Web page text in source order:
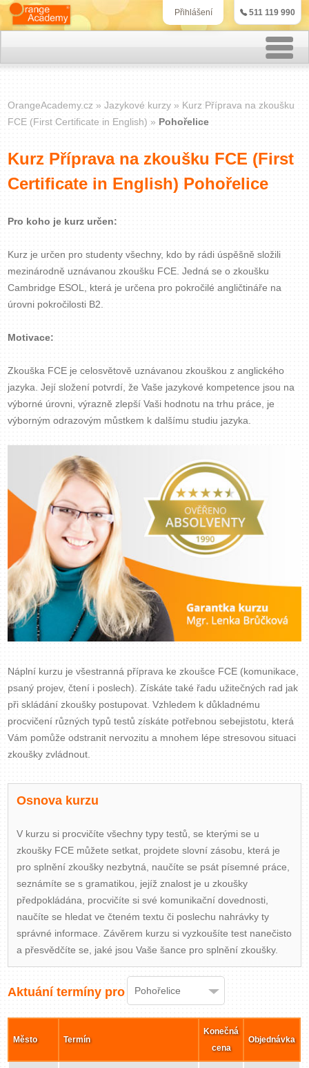
Přihlášení 511 119 990
Kurzy účetnictví
Kurzy personalistiky
Kurzy marketingu
Jazykové kurzy
Kontakt
OrangeAcademy.cz Jazykové kurzy
Kurz Příprava na zkoušku
FCE (First Certificate in English)
Pohořelice
Kurz Příprava na zkoušku FCE (First
Certificate in English) Pohořelice
Pro koho je kurz určen:
Kurz je určen pro studenty všechny, kdo by rádi úspěšně složili
mezinárodně uznávanou zkoušku FCE. Jedná se o zkoušku
Cambridge ESOL, která je určena pro pokročilé angličtináře na
úrovni pokročilosti B2.
Motivace:
Zkouška FCE je celosvětově uznávanou zkouškou z anglického
jazyka. Její složení potvrdí, že Vaše jazykové kompetence jsou na
výborné úrovni, výrazně zlepší Vaši hodnotu na trhu práce, je
výborným odrazovým můstkem k dalšímu studiu jazyka.
Náplní kurzu je všestranná příprava ke zkoušce FCE (komunikace,
psaný projev, čtení i poslech). Získáte také řadu užitečných rad jak
při skládání zkoušky postupovat. Vzhledem k důkladnému
procvičení různých typů testů získáte potřebnou sebejistotu, která
Vám pomůže odstranit nervozitu a mnohem lépe stresovou situaci
zkoušky zvládnout.
Osnova kurzu
V kurzu si procvičíte všechny typy testů, se kterými se u
zkoušky FCE můžete setkat, projdete slovní zásobu, která je
pro splnění zkoušky nezbytná, naučíte se psát písemné práce,
seznámíte se s gramatikou, jejíž znalost je u zkoušky
předpokládána, procvičíte si své komunikační dovednosti,
naučíte se hledat ve čteném textu či poslechu nahrávky ty
správné informace. Závěrem kurzu si vyzkoušíte test nanečisto
a přesvědčíte se, jaké jsou Vaše šance pro splnění zkoušky.
Aktuání termíny pro Pohořelice
Město Termín
Konečná
cena
Objednávka